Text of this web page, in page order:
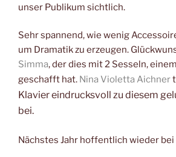
unser Publikum sichtlich.
Sehr spannend, wie wenig
um Dramatik zu erzeugen.
Simma, der dies mit 2 Sesseln,
geschafft hat. Nina Violetta Aichner
Klaviereindrucksvoll zu diesem
bei.
Nächstes Jahr hoffentlich wieder bei